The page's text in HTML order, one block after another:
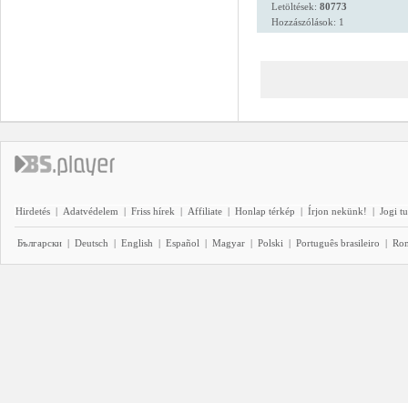
Letöltések: 80773
Hozzászólások: 1
Hirdetés | Adatvédelem | Friss hírek | Affiliate | Honlap térkép | Írjon nekünk! | Jogi
Български | Deutsch | English | Español | Magyar | Polski | Português brasileiro |